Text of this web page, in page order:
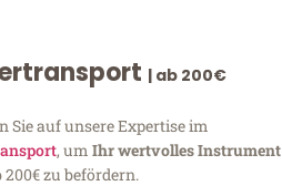
| ab 200€
Sie auf unsere Expertise im
, um Ihr wertvolles Instrument
zu befördern.